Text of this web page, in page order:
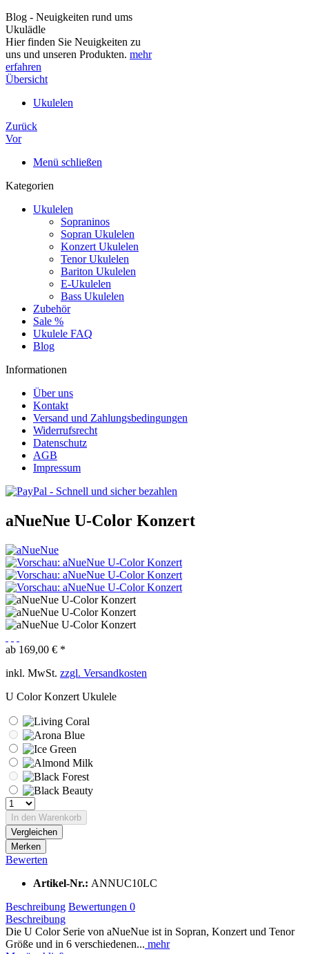
Blog - Neuigkeiten rund ums
Ukulädle
Hier finden Sie Neuigkeiten zu
uns und unseren Produkten. mehr
erfahren
Übersicht
Ukulelen
Zurück
Vor
Menü schließen
Kategorien
Ukulelen
Sopraninos
Sopran Ukulelen
Konzert Ukulelen
Tenor Ukulelen
Bariton Ukulelen
E-Ukulelen
Bass Ukulelen
Zubehör
Sale %
Ukulele FAQ
Blog
Informationen
Über uns
Kontakt
Versand und Zahlungsbedingungen
Widerrufsrecht
Datenschutz
AGB
Impressum
aNueNue U-Color Konzert
ab 169,00 € *
inkl. MwSt. zzgl. Versandkosten
U Color Konzert Ukulele
In den Warenkorb
Vergleichen
Merken
Bewerten
Artikel-Nr.: ANNUC10LC
Beschreibung Bewertungen 0
Beschreibung
Die U Color Serie von aNueNue ist in Sopran, Konzert und Tenor
Größe und in 6 verschiedenen... mehr